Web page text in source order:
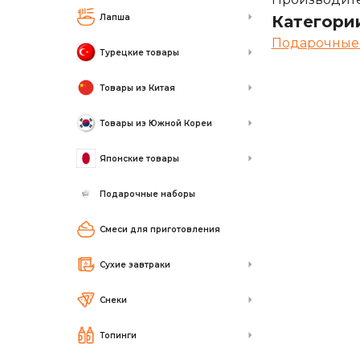
Лапша
Турецкие товары
Товары из Китая
Товары из Южной Кореи
Японские товары
Подарочные наборы
Смеси для приготовления
Сухие завтраки
Снеки
Топинги